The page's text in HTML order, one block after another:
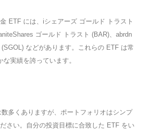
ETF には、iシェアーズ ゴールド トラスト
ゴールド トラスト (BAR)、abrdn
などがあります。これらの ETF は常
実績を誇っています。
多くありますが、ポートフォリオはシンプ
さい。自分の投資目標に合致した ETF をい